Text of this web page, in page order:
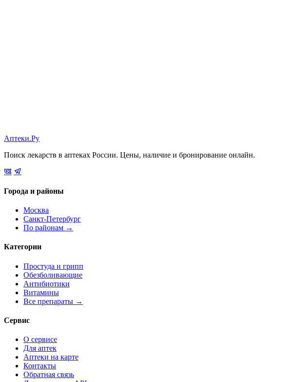
Аптеки.Ру
Поиск лекарств в аптеках России. Цены, наличие и бронирование онлайн.
Города и районы
Москва
Санкт-Петербург
По районам →
Категории
Простуда и грипп
Обезболивающие
Антибиотики
Витамины
Все препараты →
Сервис
О сервисе
Для аптек
Аптеки на карте
Контакты
Обратная связь